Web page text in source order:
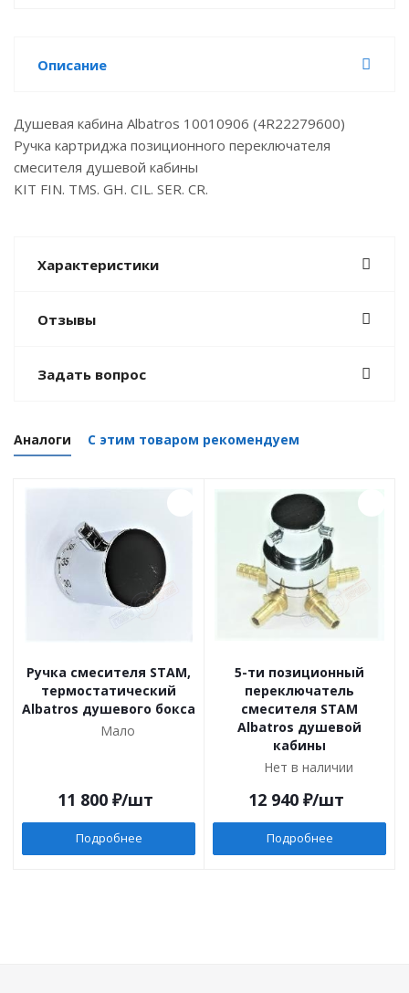
Описание
Душевая кабина Albatros 10010906 (4R22279600)
Ручка картриджа позиционного переключателя
смесителя душевой кабины
KIT FIN. TMS. GH. CIL. SER. CR.
Характеристики
Отзывы
Задать вопрос
Аналоги С этим товаром рекомендуем
Ручка смесителя STAM,
термостатический
Albatros душевого бокса
Мало
11 800 ₽/шт
Подробнее
5-ти позиционный
переключатель
смесителя STAM
Albatros душевой
кабины
Нет в наличии
12 940 ₽/шт
Подробнее